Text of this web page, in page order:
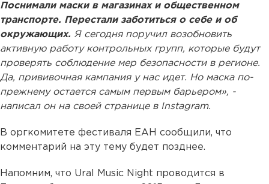
Поснимали маски в магазинах и общественном
транспорте. Перестали заботиться о себе и об
окружающих. Я сегодня поручил возобновить
активную работу контрольных групп, которые будут
проверять соблюдение мер безопасности в регионе.
Да, прививочная кампания у нас идет. Но маска по-
прежнему остается самым первым барьером», -
написал он на своей странице в Instagram.
В оргкомитете фестиваля ЕАН сообщили, что
комментарий на эту тему будет позднее.
Напомним, что Ural Music Night проводится в